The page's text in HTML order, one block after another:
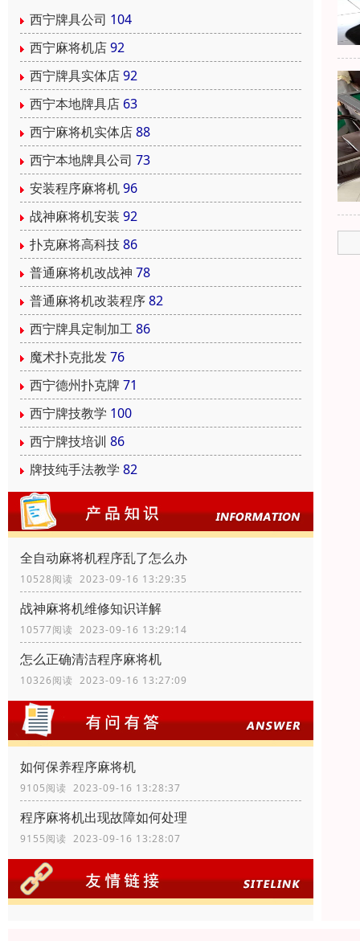
西宁牌具公司 104
西宁麻将机店92
西宁牌具实体店92
西宁本地牌具店 63
西宁麻将机实体店88
西宁本地牌具公司 73
安装程序麻将机96
战神麻将机安装 92
扑克麻将高科技86
普通麻将机改战神 78
普通麻将机改装程序82
西宁牌具定制加工86
魔术扑克批发76
西宁德州扑克牌71
西宁牌技教学 100
西宁牌技培训 86
牌技纯手法教学 82
全自动麻将机程序乱了怎么办
10528阅读 2023-09-16 13:29:35
战神麻将机维修知识详解
10577阅读 2023-09-16 13:29:14
怎么正确清洁程序麻将机
10326阅读 2023-09-16 13:27:09
如何保养程序麻将机
9105阅读 2023-09-16 13:28:37
程序麻将机出现故障如何处理
9155阅读 2023-09-16 13:28:07